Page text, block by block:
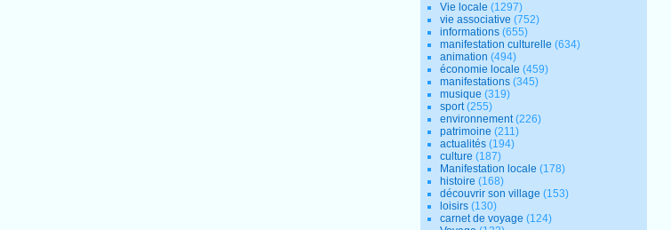
Vie locale (1297)
vie associative (752)
informations (655)
manifestation culturelle (634)
animation (494)
économie locale (459)
manifestations (345)
musique (319)
sport(255)
environnement(226)
patrimoine (211)
actualités (194)
culture (187)
Manifestation locale (178)
histoire (168)
découvrir son village (153)
loisirs (130)
carnet de voyage (124)